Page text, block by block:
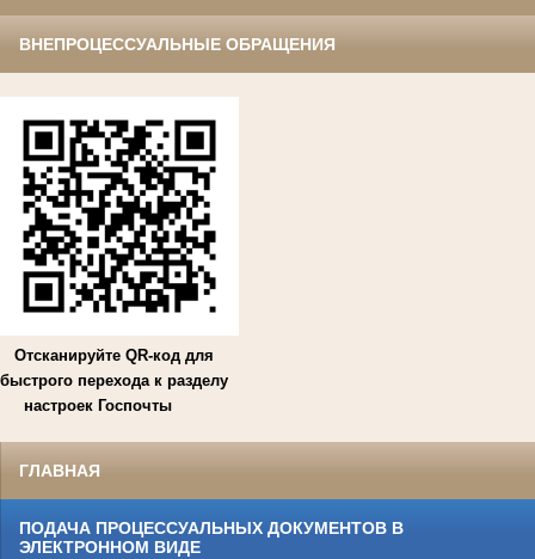
ВНЕПРОЦЕССУАЛЬНЫЕ ОБРАЩЕНИЯ
Отсканируйте QR-код для
быстрого перехода к разделу
настроек Госпочты
ГЛАВНАЯ
ПОДАЧА ПРОЦЕССУАЛЬНЫХ ДОКУМЕНТОВ В
ЭЛЕКТРОННОМ ВИДЕ